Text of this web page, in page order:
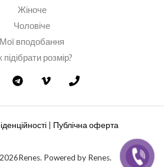
Жіноче
Чоловіче
Мої вподобання
підібрати розмір?
Публічна оферта
Powered by Renes.